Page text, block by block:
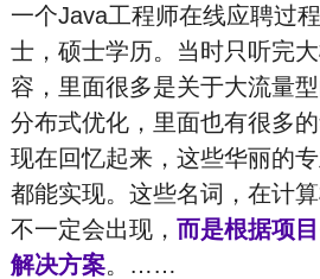
一个Java工程师在线应聘过
士，硕士学历。当时只听完
容，里面很多是关于大流量
分布式优化，里面也有很多的
现在回忆起来，这些华丽的
都能实现。这些名词，在计
不一定会出现， 而是根据项
解决方案。……